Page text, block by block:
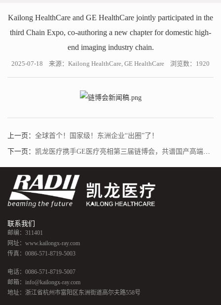
Kailong HealthCare and GE HealthCare jointly participated in the
third Chain Expo, co-authoring a new chapter for domestic high-
end imaging industry chain.
2025-07-18 来源：Kailong HealthCare, GE HealthCare 浏览数：1920
上一页： 全球首个！国家级！东洲企业“出圈”了！
下一页： 凯龙医疗携手GE医疗亮相第三届链博会，共谱国产高端影像产业链新篇章
联系我们
邮编：311401
网址：www.kailongx-ray.com
传真：0086-571-8719-5003
电话：0086-571-8719-5007
邮箱：info@kailongx-ray.com
地址：浙江省杭州市富阳区东洲街道高尔夫路558号